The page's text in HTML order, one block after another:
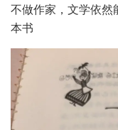
不做作家，文学依
本书